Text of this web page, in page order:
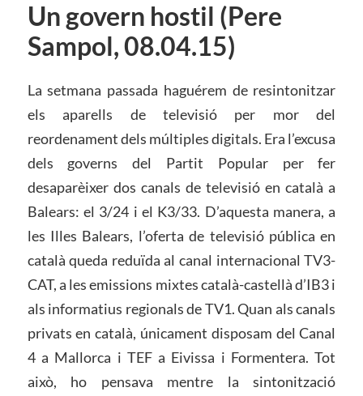
Un govern hostil (Pere
Sampol, 08.04.15)
La setmana passada haguérem de resintonitzar
els aparells de televisió per mor del
reordenament dels múltiples digitals. Era l’excusa
dels governs del Partit Popular per fer
desaparèixer dos canals de televisió en català a
Balears: el 3/24 i el K3/33. D’aquesta manera, a
les Illes Balears, l’oferta de televisió pública en
català queda reduïda al canal internacional TV3-
CAT, a les emissions mixtes català-castellà d’IB3 i
als informatius regionals de TV1. Quan als canals
privats en català, únicament disposam del Canal
4 a Mallorca i TEF a Eivissa i Formentera. Tot
això, ho pensava mentre la sintonització